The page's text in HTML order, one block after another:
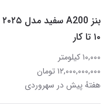
۱۰ تا کار
۱۰,۰۰۰ کیلومتر
۱۲,۰۰۰,۰۰۰,۰۰۰ تومان
هفتهٔ پیش در سهروردی